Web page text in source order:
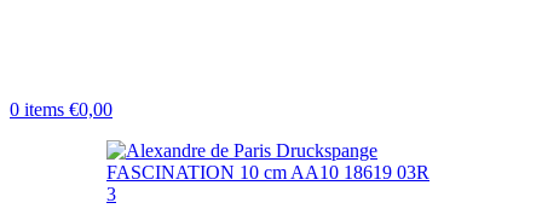
0 items €0,00